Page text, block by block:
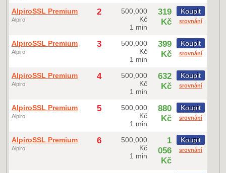
AlpiroSSL Premium
Alpiro
2
500,000
Kč
1 min
319
Kč
Koupit
srovnání
AlpiroSSL Premium
Alpiro
3
500,000
Kč
1 min
399
Kč
Koupit
srovnání
AlpiroSSL Premium
Alpiro
4
500,000
Kč
1 min
632
Kč
Koupit
srovnání
AlpiroSSL Premium
Alpiro
5
500,000
Kč
1 min
880
Kč
Koupit
srovnání
AlpiroSSL Premium
Alpiro
6
500,000
Kč
1 min
1
056
Kč
Koupit
srovnání